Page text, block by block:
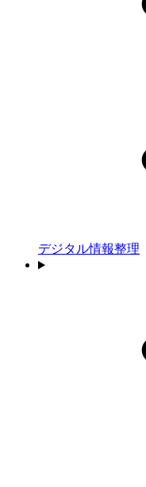
デジタル情報整理